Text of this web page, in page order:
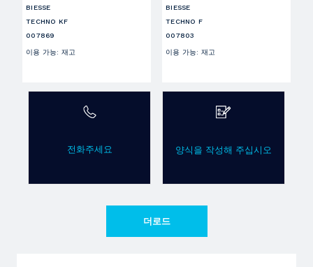
BIESSE
TECHNO KF
007869
이용 가능: 재고
BIESSE
TECHNO F
007803
이용 가능: 재고
전화주세요 양식을 작성해 주십시오
더로드